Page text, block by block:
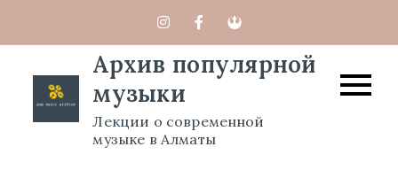
содержимомуАрхив популярной
музыки
Лекции о современной
музыке в Алматы